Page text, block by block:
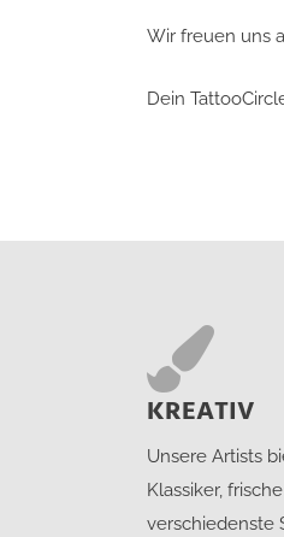
Wir freuen uns
Dein
KREATIV
Unsere Artists
Klassiker,
verschiedenste